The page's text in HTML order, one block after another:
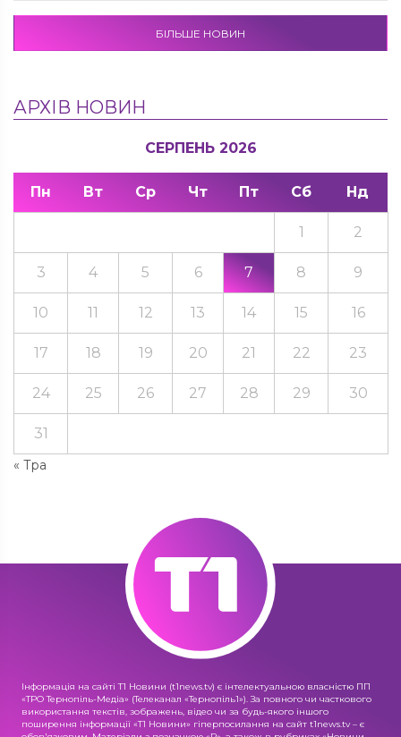
БІЛЬШЕ НОВИН
АРХІВ НОВИН
СЕРПЕНЬ 2026
Пн Вт Ср Чт Пт Сб Нд
« Тра
1 2
3 4 5 6 7 8 9
10 11 12 13 14 15 16
17 18 19 20 21 22 23
24 25 26 27 28 29 30
31
Інформація на сайті Т1 Новини (t1news.tv) є інтелектуальною власністю ПП
«ТРО Тернопіль-Медіа» (Телеканал «Тернопіль1»). За повного чи часткового
використання текстів, зображень, відео чи за будь-якого іншого
поширення інформації «Т1 Новини» гіперпосилання на сайт t1news.tv – є